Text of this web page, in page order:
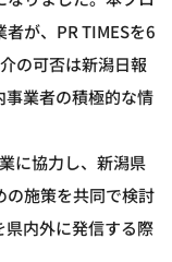
が、PR TIMESを6
の可否は新潟日報
業者の積極的な情
に協力し、新潟県
の施策を共同で検討
県内外に発信する際